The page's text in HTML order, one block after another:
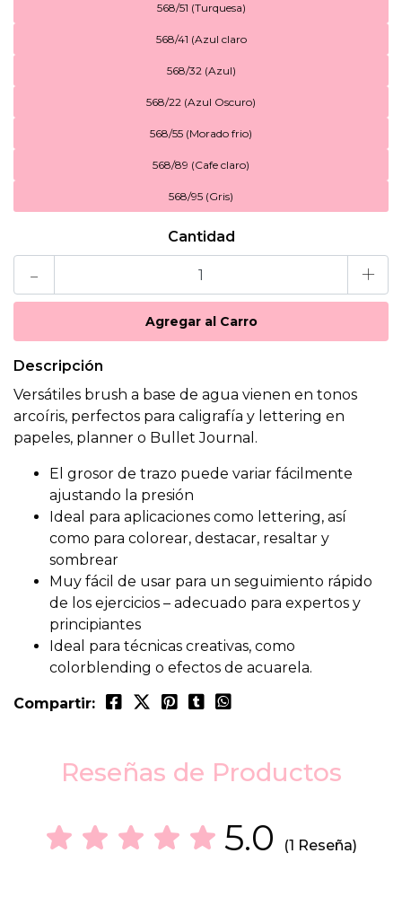
568/51 (Turquesa)
568/41 (Azul claro
568/32 (Azul)
568/22 (Azul Oscuro)
568/55 (Morado frio)
568/89 (Cafe claro)
568/95 (Gris)
Cantidad
- +
Descripción
Versátiles brush a base de agua vienen en tonos
arcoíris, perfectos para caligrafía y lettering en
papeles, planner o Bullet Journal.
El grosor de trazo puede variar fácilmente
ajustando la presión
Ideal para aplicaciones como lettering, así
como para colorear, destacar, resaltar y
sombrear
Muy fácil de usar para un seguimiento rápido
de los ejercicios – adecuado para expertos y
principiantes
Ideal para técnicas creativas, como
colorblending o efectos de acuarela.
Compartir:
Reseñas de Productos
5.0 (1 Reseña)